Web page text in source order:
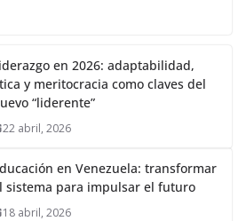
en 2026: adaptabilidad,
y meritocracia como claves del
“liderente”
22 abril, 2026
en Venezuela: transformar
sistema para impulsar el futuro
18 abril, 2026